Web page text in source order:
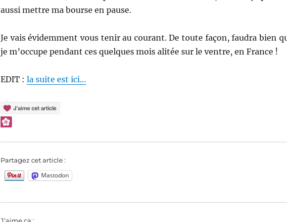
aussi mettre ma bourse en pause.
Je vais évidemment vous tenir au courant. De toute façon, faudra bien
je m’occupe pendant ces quelques mois alitée sur le ventre, en France !
EDIT : la suite est ici…
Partagez cet article :
Mastodon
J’aime ça :